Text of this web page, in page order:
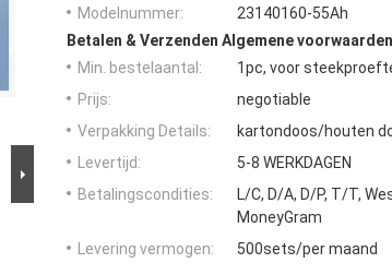
Modelnummer:
23140160-55Ah
Betalen & Verzenden Algemene
Min. bestelaantal:
1pc, voor
Prijs:
negotiable
Verpakking Details:
kartondoos/houten
Levertijd:
5-8 WERKDAGEN
Betalingscondities:
L/C, D/A, D/P, T/T,
MoneyGram
Levering vermogen:
500sets/per maand